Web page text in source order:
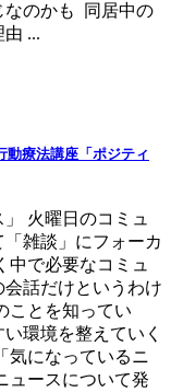
なのかも 同居中の
...
動療法講座「ポジティ
火曜日のコミュ
雑談」にフォーカ
中で必要なコミュ
話だけというわけ
ことを知ってい
環境を整えていく
気になっているニ
ュースについて発